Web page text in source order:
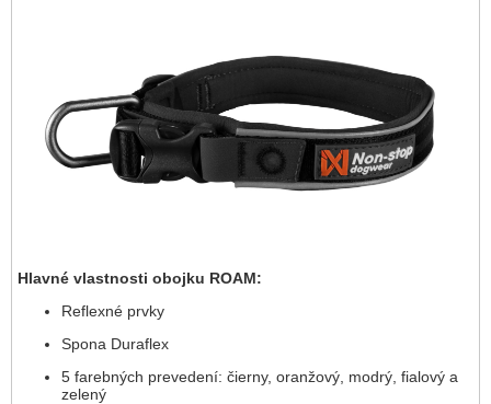
Hlavné vlastnosti obojku ROAM:
Reflexné prvky
Spona Duraflex
5 farebných prevedení: čierny, oranžový, modrý, fialový a
zelený